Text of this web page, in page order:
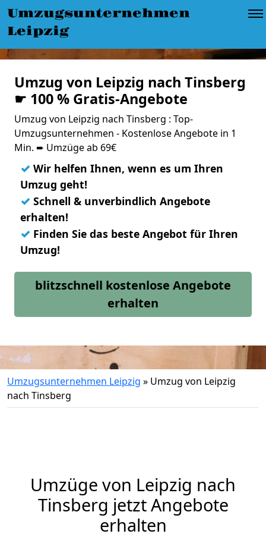
Umzugsunternehmen
Leipzig
Umzug von Leipzig nach Tinsberg
☛ 100 % Gratis-Angebote
Umzug von Leipzig nach Tinsberg : Top-
Umzugsunternehmen - Kostenlose Angebote in 1
Min. ➨ Umzüge ab 69€
✓ Wir helfen Ihnen, wenn es um Ihren
Umzug geht!
✓ Schnell & unverbindlich Angebote
erhalten!
✓ Finden Sie das beste Angebot für Ihren
Umzug!
blitzschnell kostenlose Angebote
erhalten
Umzugsunternehmen Leipzig » Umzug von Leipzig
nach Tinsberg
Umzüge von Leipzig nach
Tinsberg jetzt Angebote
erhalten